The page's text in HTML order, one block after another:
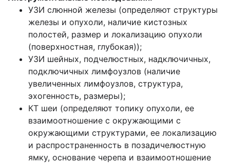
УЗИ слюнной железы (определяют структуры
железы и опухоли, наличие кистозных
полостей, размер и локализацию опухоли
(поверхностная, глубокая));
УЗИ шейных, подчелюстных, надключичных,
подключичных лимфоузлов (наличие
увеличенных лимфоузлов, структура,
эхогенность, размеры);
КТ шеи (определяют топику опухоли, ее
взаимоотношение с окружающими с
окружающими структурами, ее локализацию
и распространенность в позадичелюстную
ямку, основание черепа и взаимоотношение